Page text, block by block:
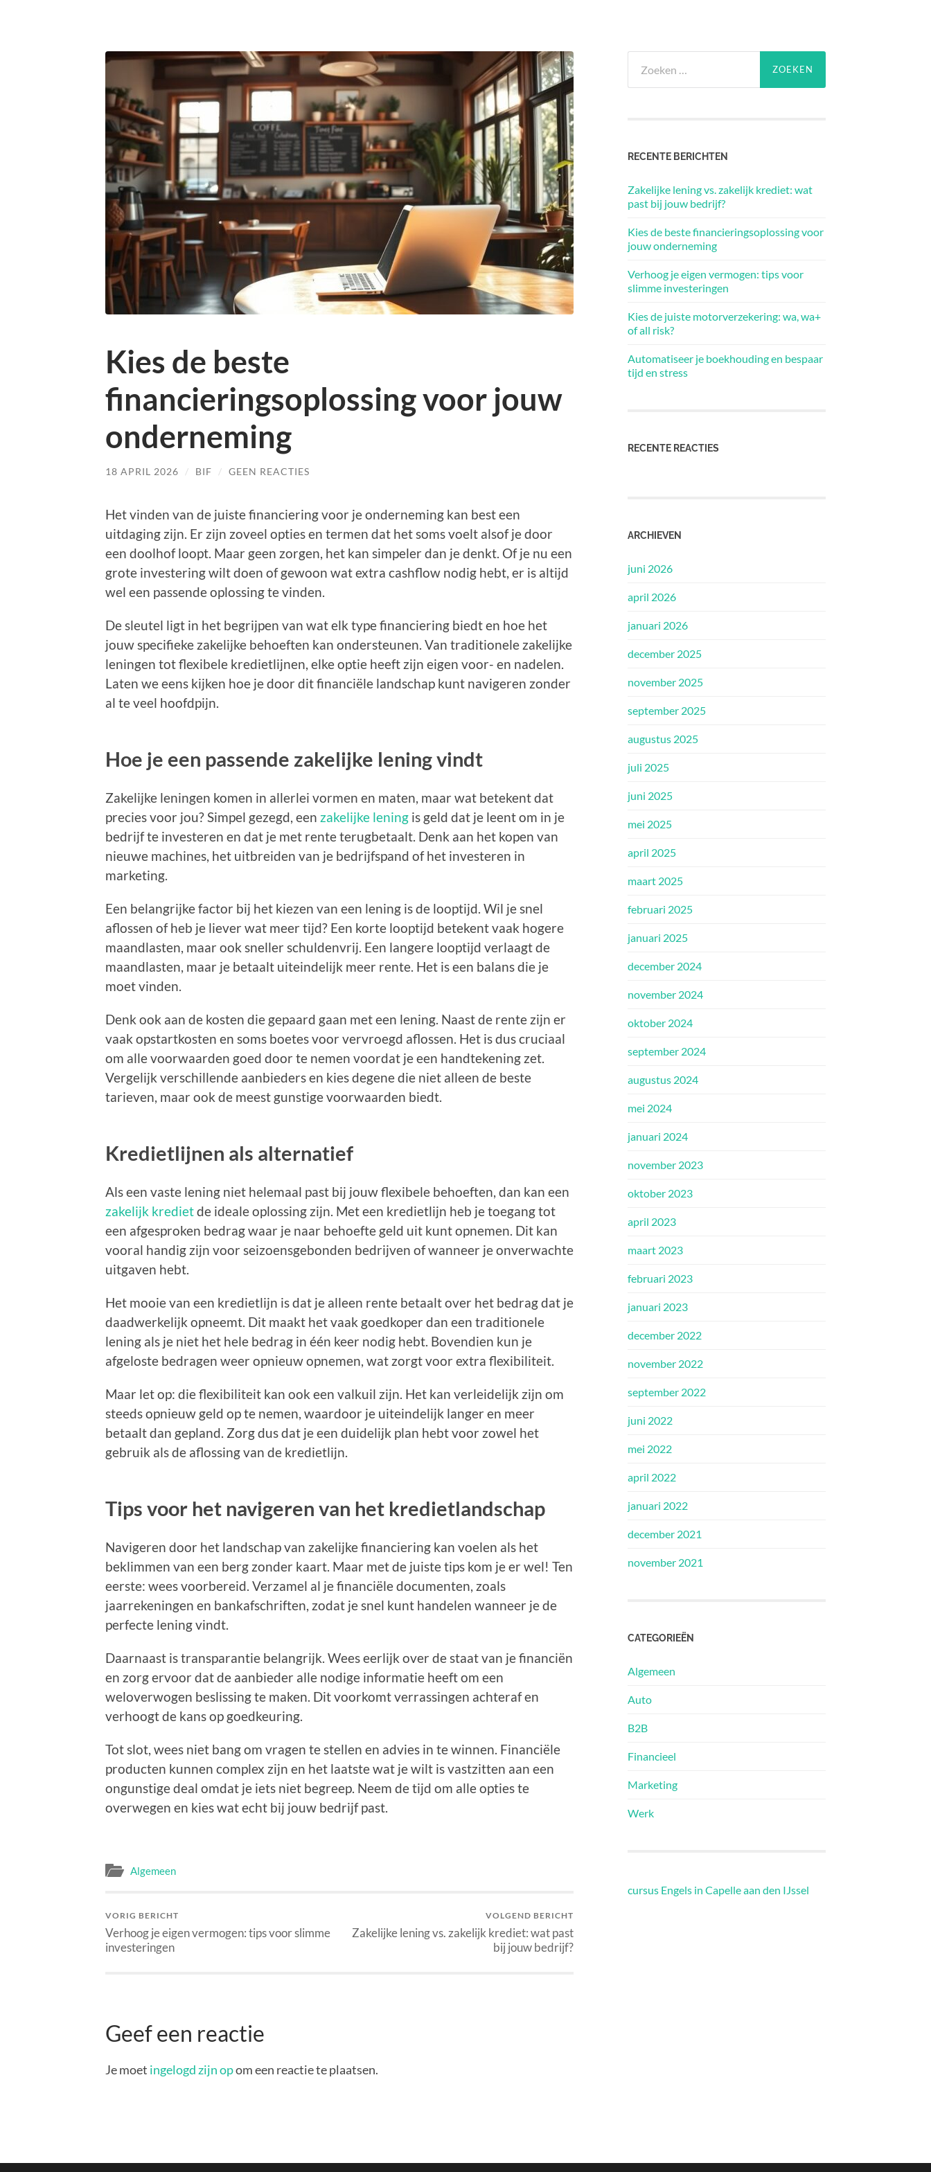
Kies de beste
financieringsoplossing voor jouw
onderneming
18 APRIL 2026 / BIF / GEEN REACTIES
Het vinden van de juiste financiering voor je onderneming kan best een
uitdaging zijn. Er zijn zoveel opties en termen dat het soms voelt alsof je door
een doolhof loopt. Maar geen zorgen, het kan simpeler dan je denkt. Of je nu een
grote investering wilt doen of gewoon wat extra cashflow nodig hebt, er is altijd
wel een passende oplossing te vinden.
De sleutel ligt in het begrijpen van wat elk type financiering biedt en hoe het
jouw specifieke zakelijke behoeften kan ondersteunen. Van traditionele zakelijke
leningen tot flexibele kredietlijnen, elke optie heeft zijn eigen voor- en nadelen.
Laten we eens kijken hoe je door dit financiële landschap kunt navigeren zonder
al te veel hoofdpijn.
Hoe je een passende zakelijke lening vindt
Zakelijke leningen komen in allerlei vormen en maten, maar wat betekent dat
precies voor jou? Simpel gezegd, een zakelijke lening is geld dat je leent om in je
bedrijf te investeren en dat je met rente terugbetaalt. Denk aan het kopen van
nieuwe machines, het uitbreiden van je bedrijfspand of het investeren in
marketing.
Een belangrijke factor bij het kiezen van een lening is de looptijd. Wil je snel
aflossen of heb je liever wat meer tijd? Een korte looptijd betekent vaak hogere
maandlasten, maar ook sneller schuldenvrij. Een langere looptijd verlaagt de
maandlasten, maar je betaalt uiteindelijk meer rente. Het is een balans die je
moet vinden.
Denk ook aan de kosten die gepaard gaan met een lening. Naast de rente zijn er
vaak opstartkosten en soms boetes voor vervroegd aflossen. Het is dus cruciaal
om alle voorwaarden goed door te nemen voordat je een handtekening zet.
Vergelijk verschillende aanbieders en kies degene die niet alleen de beste
tarieven, maar ook de meest gunstige voorwaarden biedt.
Kredietlijnen als alternatief
Als een vaste lening niet helemaal past bij jouw flexibele behoeften, dan kan een
zakelijk kredietde ideale oplossing zijn. Met een kredietlijn heb je toegang tot
een afgesproken bedrag waar je naar behoefte geld uit kunt opnemen. Dit kan
vooral handig zijn voor seizoensgebonden bedrijven of wanneer je onverwachte
uitgaven hebt.
Het mooie van een kredietlijn is dat je alleen rente betaalt over het bedrag dat je
daadwerkelijk opneemt. Dit maakt het vaak goedkoper dan een traditionele
lening als je niet het hele bedrag in één keer nodig hebt. Bovendien kun je
afgeloste bedragen weer opnieuw opnemen, wat zorgt voor extra flexibiliteit.
Maar let op: die flexibiliteit kan ook een valkuil zijn. Het kan verleidelijk zijn om
steeds opnieuw geld op te nemen, waardoor je uiteindelijk langer en meer
betaalt dan gepland. Zorg dus dat je een duidelijk plan hebt voor zowel het
gebruik als de aflossing van de kredietlijn.
Tips voor het navigeren van het kredietlandschap
Navigeren door het landschap van zakelijke financiering kan voelen als het
beklimmen van een berg zonder kaart. Maar met de juiste tips kom je er wel! Ten
eerste: wees voorbereid. Verzamel al je financiële documenten, zoals
jaarrekeningen en bankafschriften, zodat je snel kunt handelen wanneer je de
perfecte lening vindt.
Daarnaast is transparantie belangrijk. Wees eerlijk over de staat van je financiën
en zorg ervoor dat de aanbieder alle nodige informatie heeft om een
weloverwogen beslissing te maken. Dit voorkomt verrassingen achteraf en
verhoogt de kans op goedkeuring.
Tot slot, wees niet bang om vragen te stellen en advies in te winnen. Financiële
producten kunnen complex zijn en het laatste wat je wilt is vastzitten aan een
ongunstige deal omdat je iets niet begreep. Neem de tijd om alle opties te
overwegen en kies wat echt bij jouw bedrijf past.
Algemeen
VORIG BERICHT
Verhoog je eigen vermogen: tips voor slimme
investeringen
VOLGEND BERICHT
Zakelijke lening vs. zakelijk krediet: wat past
bij jouw bedrijf?
Geef een reactie
Je moet ingelogd zijn opom een reactie te plaatsen.
naar:
RECENTE BERICHTEN
Zakelijke lening vs. zakelijk krediet: wat
past bij jouw bedrijf?
Kies de beste financieringsoplossing voor
jouw onderneming
Verhoog je eigen vermogen: tips voor
slimme investeringen
Kies de juiste motorverzekering: wa, wa+
of all risk?
Automatiseer je boekhouding en bespaar
tijd en stress
RECENTE REACTIES
ARCHIEVEN
juni 2026
april 2026
januari 2026
december 2025
november 2025
september 2025
augustus 2025
juli 2025
juni 2025
mei 2025
april 2025
maart 2025
februari 2025
januari 2025
december 2024
november 2024
oktober 2024
september 2024
augustus 2024
mei 2024
januari 2024
november 2023
oktober 2023
april 2023
maart 2023
februari 2023
januari 2023
december 2022
november 2022
september 2022
juni 2022
mei 2022
april 2022
januari 2022
december 2021
november 2021
CATEGORIEËN
Algemeen
Auto
B2B
Financieel
Marketing
Werk
cursus Engels in Capelle aan den IJssel